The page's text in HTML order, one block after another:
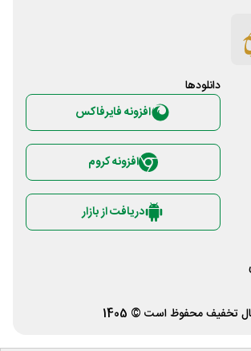
دانلود‌ها
افزونه فایرفاکس
افزونه کروم
دریافت از بازار
تخفیفمحفوظ است © 1405